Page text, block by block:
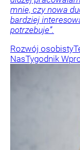
mnie, czy nowa
bardziej
potrzebuje”.
Rozwój osobisty
NasTygodnik